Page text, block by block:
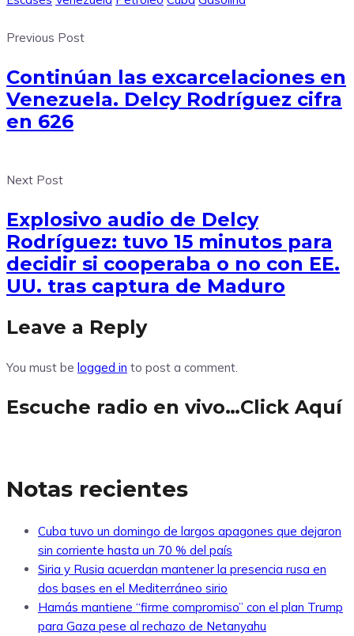
Previous Post
Continúan las excarcelaciones en
Venezuela. Delcy Rodríguez cifra
en 626
Next Post
Explosivo audio de Delcy
Rodríguez: tuvo 15 minutos para
decidir si cooperaba o no con EE.
UU. tras captura de Maduro
Leave a Reply
You must be logged in to post a comment.
Escuche radio en vivo…Click Aquí
Notas recientes
Cuba tuvo un domingo de largos apagones que dejaron
sin corriente hasta un 70 % del país
Siria y Rusia acuerdan mantener la presencia rusa en
dos bases en el Mediterráneo sirio
Hamás mantiene “firme compromiso” con el plan Trump
para Gaza pese al rechazo de Netanyahu